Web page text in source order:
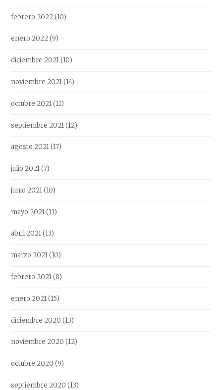
febrero 2022(10)
enero 2022(9)
diciembre 2021(10)
noviembre 2021(14)
octubre 2021(11)
septiembre 2021(12)
agosto 2021(17)
julio 2021(7)
junio 2021(10)
mayo 2021(11)
abril 2021(13)
marzo 2021(10)
febrero 2021(8)
enero 2021(15)
diciembre 2020 (13)
noviembre 2020 (12)
octubre 2020 (9)
septiembre 2020 (13)